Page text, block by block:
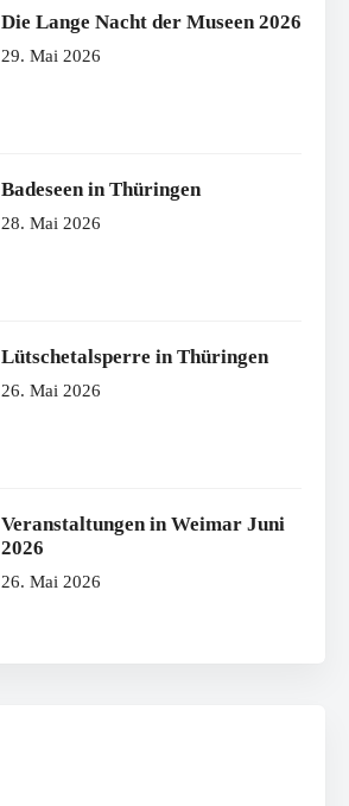
Die Lange Nacht der Museen 2026
29. Mai 2026
Badeseen in Thüringen
28. Mai 2026
Lütschetalsperre in Thüringen
26. Mai 2026
Veranstaltungen in Weimar Juni
2026
26. Mai 2026